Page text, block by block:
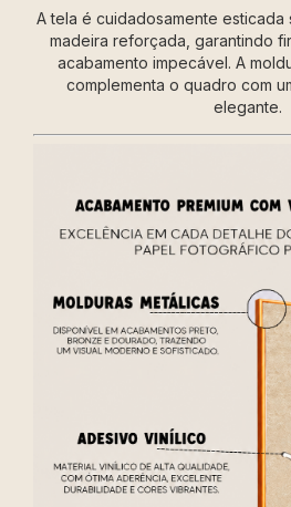
A tela é cuidadosamente esticada
madeira reforçada, garantindo
acabamento impecável. A
complementa o quadro com
elegante.